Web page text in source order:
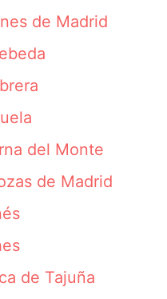
de Madrid
del Monte
de Madrid
de Tajuña